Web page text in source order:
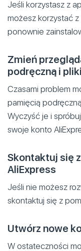
Jeśli korzystasz z
możesz korzystać
ponownie
Zmień
podręczną i
Czasami problem
pamięcią
Wyczyść je i
swoje konto
Skontaktuj się
AliExpress
Jeśli nie możesz
skontaktuj się z
Utwórz nowe
W ostateczności